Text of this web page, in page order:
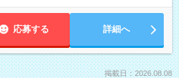
応募する 詳細へ
掲載日：2026.08.08